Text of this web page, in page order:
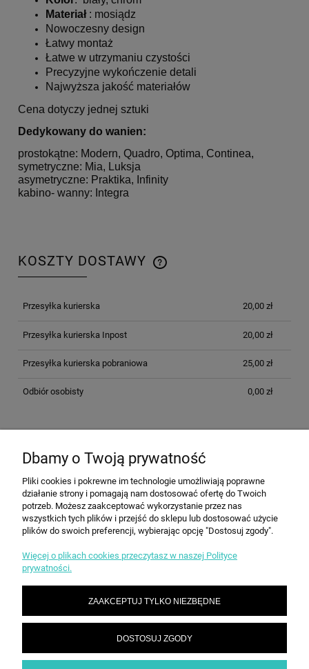
Materiał: mosiądz
Nowoczesny design
Łatwy montaż
Łatwe w utrzymaniu czystości
Precyzyjne wykończenie detali
Najwyższa jakość materiałów
Cena dotyczy jednej sztuki
Dedykowany do wanien:
prostokątne: Modern, Quadro, Optima, Continea,
symetryczne: Mia, Luksja
asymetryczne: Praktika, Infinity
kabino- wanny: Integra
KOSZTY DOSTAWY
CENA NIE ZAWIERA EWENTUALNYCH KOSZTÓW
Przesyłka kurierska 20,00 zł
Przesyłka kurierska Inpost 20,00 zł
Przesyłka kurierska pobraniowa 25,00 zł
Odbiór osobisty 0,00 zł
INFORMACJE
ZAKUPY
STREFA KLIENTA
Dbamy o Twoją prywatność
Pliki cookies i pokrewne im technologie umożliwiają poprawne
działanie strony i pomagają nam dostosować ofertę do Twoich
potrzeb. Możesz zaakceptować wykorzystanie przez nas
wszystkich tych plików i przejść do sklepu lub dostosować użycie
plików do swoich preferencji, wybierając opcję "Dostosuj zgody".
Więcej o plikach cookies przeczytasz w naszej Polityce
prywatności.
ZAAKCEPTUJ TYLKO NIEZBĘDNE
DOSTOSUJ ZGODY